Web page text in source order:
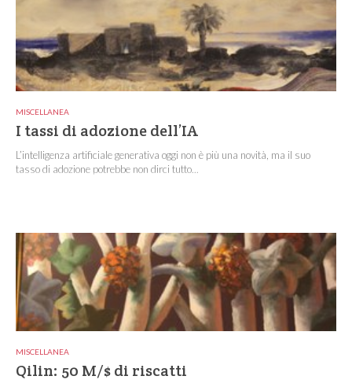
MISCELLANEA
I tassi di adozione dell’IA
L’intelligenza artificiale generativa oggi non è più una novità, ma il suo
tasso di adozione potrebbe non dirci tutto...
MISCELLANEA
Qilin: 50 M/$ di riscatti